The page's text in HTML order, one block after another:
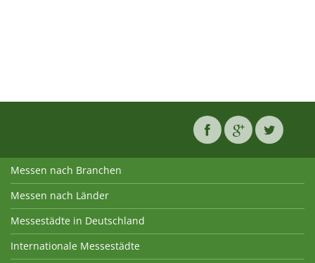
Messen nach Branchen
Messen nach Länder
Messestädte in Deutschland
Internationale Messestädte